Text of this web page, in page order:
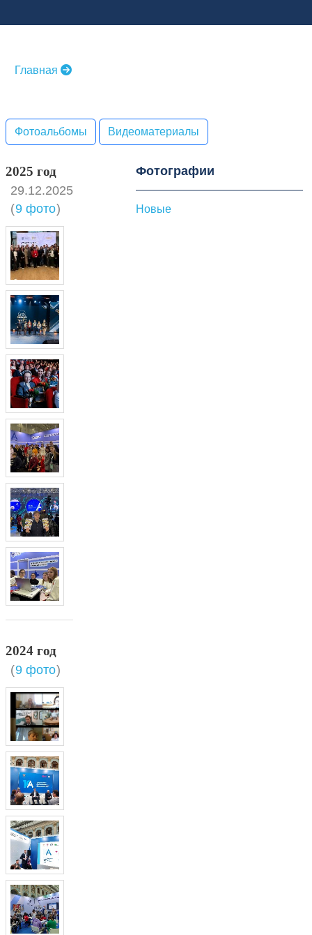
Главная
Фотоальбомы Видеоматериалы
Фотографии
Новые
2025 год
29.12.2025
(9 фото)
2024 год
(9 фото)